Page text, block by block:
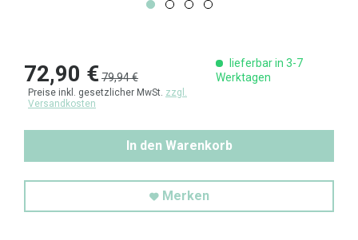
72,90 €79,94 €
Preise inkl. gesetzlicher MwSt. zzgl.
Versandkosten
lieferbar in 3-7
Werktagen
In den Warenkorb
Merken